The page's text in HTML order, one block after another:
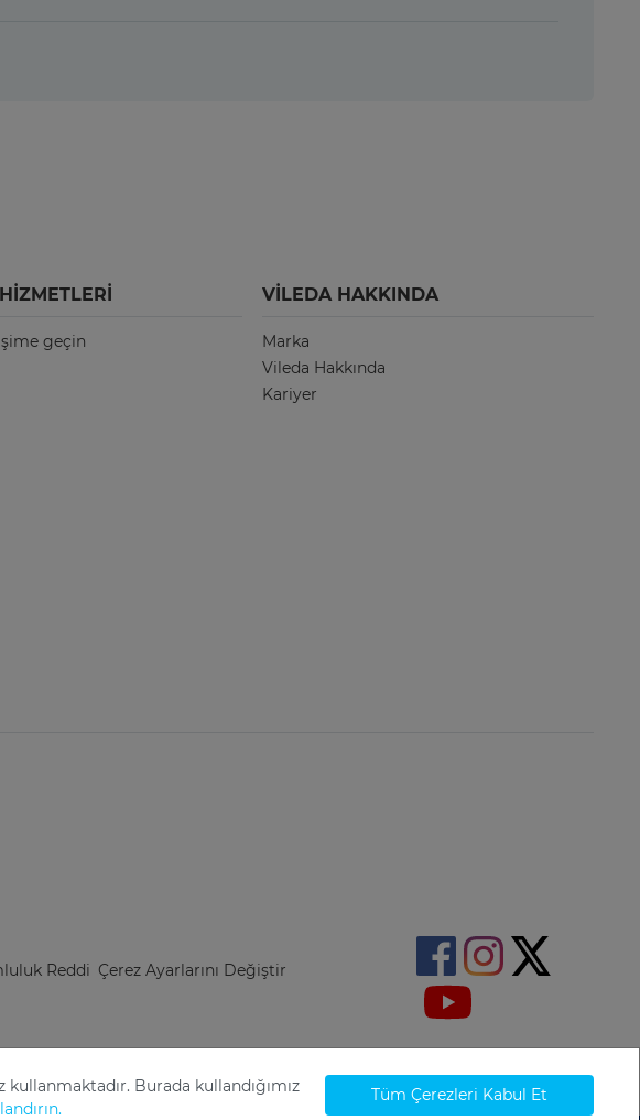
geçin
VILEDA HAKKINDA
Marka
Vileda Hakkında
Kariyer
Reddi Çerez Ayarlarını Değiştir
Burada kullandığımız
Tüm Çerezleri Kabul Et